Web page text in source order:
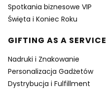
Spotkania biznesowe VIP
Święta i Koniec Roku
GIFTING AS A SERVICE
Nadruki i Znakowanie
Personalizacja Gadżetów
Dystrybucja i Fulfillment